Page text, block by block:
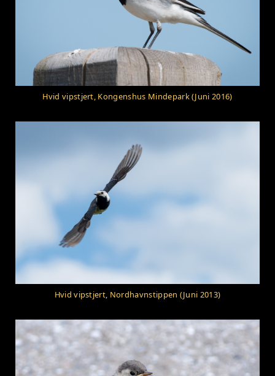
Hvid vipstjert, Kongenshus Mindepark (Juni 2016)
Hvid vipstjert, Nordhavnstippen (Juni 2013)